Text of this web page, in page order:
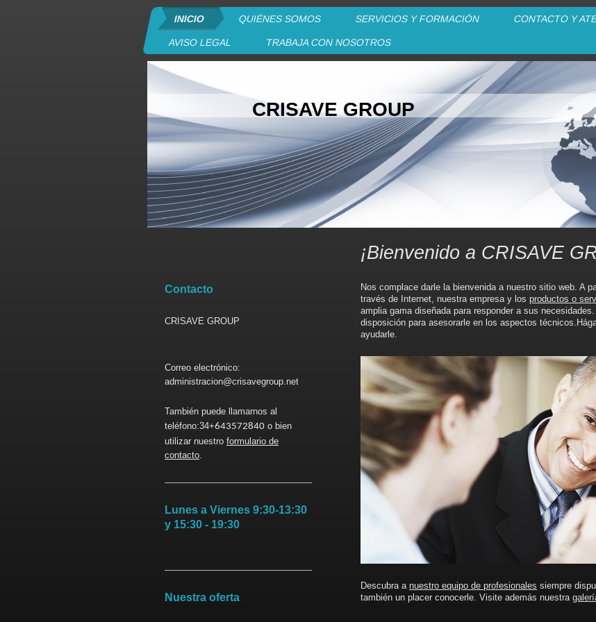
INICIO QUIÉNES SOMOS SERVICIOS Y FORMACIÓN CONTACTO Y
AVISO LEGAL TRABAJA CON NOSOTROS
CRISAVE GROUP
¡Bienvenido a CRISAVE
Nos complace darle la bienvenida a nuestro sitio web. A
través de Internet, nuestra empresa y losproductos o
amplia gama diseñada para responder a sus
disposición para asesorarle en los aspectos
ayudarle.
Descubra a nuestro equipo de profesionales siempre
también un placer conocerle. Visite además nuestra
Contacto
CRISAVE GROUP
Correo electrónico:
administracion@crisavegroup.net
También puede llamarnos al
teléfono:34+643572840 o bien
utilizar nuestro formulario de
contacto.
Lunes a Viernes 9:30-13:30
y 15:30 - 19:30
Nuestra oferta